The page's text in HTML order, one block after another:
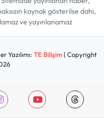
kaynak gösterilse dahi,
ve yayınlanamaz
Yazılımı: TE Bilişim| Copyright